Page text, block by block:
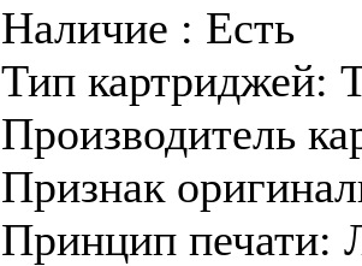
Наличие : Есть
Тип картриджей:
Производитель
Признак
Принцип печати: